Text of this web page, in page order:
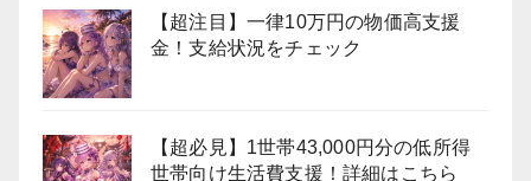
【超注目】一律10万円の物価高支援
金！支給状況をチェック
【超必見】1世帯43,000円分の低所得
世帯向け生活費支援！詳細はこちら